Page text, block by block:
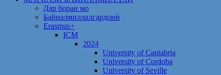
Дар бораи мо
Байналмиллалгардонӣ
Erasmus+
ICM
2024
University of Cantabria
University of Cordoba
University of Seville